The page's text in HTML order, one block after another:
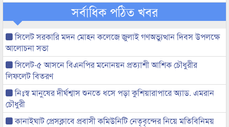
সর্বাধিক পঠিত খবর
সিলেট সরকারি মদন মোহন কলেজে জুলাই গণঅভ্যুত্থান দিবস উপলক্ষে
আলোচনা সভা
সিলেট-৫ আসনে বিএনপির মনোনয়ন প্রত্যাশী আশিক চৌধুরীর
লিফলেট বিতরণ
নিঃস্ব মানুষের দীর্ঘশ্বাস শুনতে ধসে পড়া কুশিয়ারাপারে অ্যাড. এমরান
চৌধুরী
কানাইঘাট প্রেসক্লাবে প্রবাসী কমিউনিটি নেতৃবৃন্দের নিয়ে মতিবিনিময়